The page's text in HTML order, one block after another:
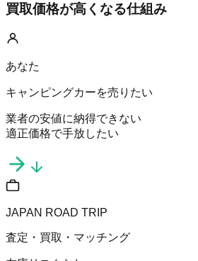
買取価格が高くなる仕組み
あなた
キャンピングカーを売りたい
業者の安値に納得できない
適正価格で手放したい
JAPAN ROAD TRIP
査定・買取・マッチング